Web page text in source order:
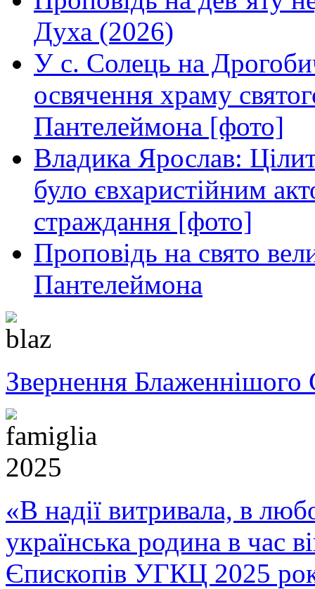
Духа (2026)
У с. Солець на
освячення храму
Пантелеймона [фото]
Владика Ярослав:
було євхаристійним
страждання [фото]
Проповідь на свято
Пантелеймона
Звернення Блаженнішого
«В надії витривала, в
українська родина в час
Єпископів УГКЦ 2025